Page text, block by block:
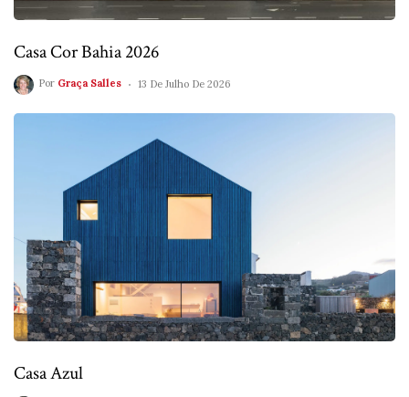
Casa Cor Bahia 2026
Por Graça Salles 13 De Julho De 2026
Casa Azul